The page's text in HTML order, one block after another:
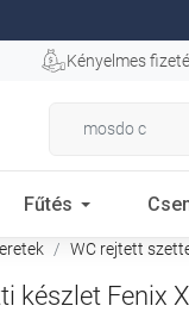
Kényelmes
Fűtés
WC rejtett
készlet Fenix